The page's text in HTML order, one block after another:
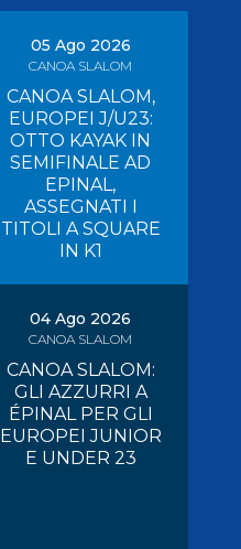
Nuova Canoa Ricerca
Canoa Kayak on-line
Convegni e Documenti
Albo Tecnici
05 Ago 2026
CANOA SLALOM
CANOA SLALOM,
EUROPEI J/U23:
OTTO KAYAK IN
SEMIFINALE AD
EPINAL,
ASSEGNATI I
TITOLI A SQUARE
IN K1
04 Ago 2026
CANOA SLALOM
CANOA SLALOM:
GLI AZZURRI A
ÉPINAL PER GLI
EUROPEI JUNIOR
E UNDER 23